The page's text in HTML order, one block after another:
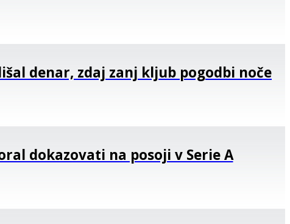
denar, zdaj zanj kljub pogodbi noče
dokazovati na posoji v Serie A